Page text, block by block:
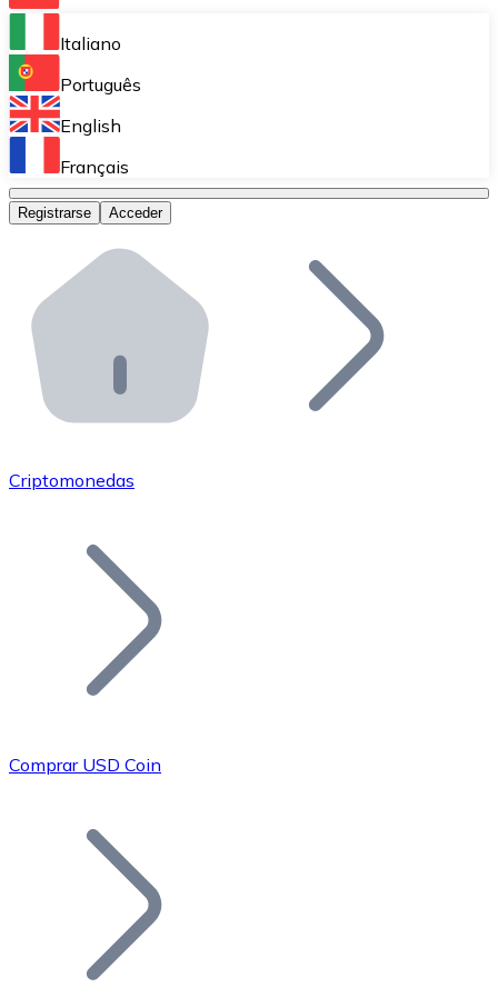
Bitnovo Ramp
Integra nuestra solución en tu plataforma.
Bitnovo Giftcards
Bitnovo OTC
Bitnovo ATM
Integra un ATM Bitnovo en tu negocio y permite que
Bitnovo API
Integra nuestra API en tu ecosistema.
Únete a nuestra red de distribuidores.
Añade tu proyecto a nuestro ecosistema.
Bitcoin
Italiano
Português
English
Français
Registrarse Acceder
Criptomonedas
Comprar USD Coin